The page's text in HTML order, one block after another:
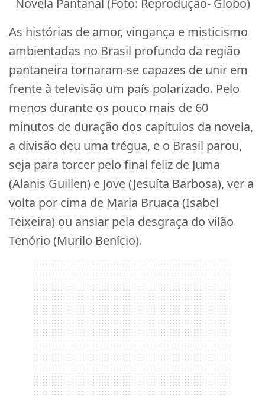
Novela Pantanal (Foto: Reprodução- Globo)
As histórias de amor, vingança e misticismo
ambientadas no Brasil profundo da região
pantaneira tornaram-se capazes de unir em
frente à televisão um país polarizado. Pelo
menos durante os pouco mais de 60
minutos de duração dos capítulos da novela,
a divisão deu uma trégua, e o Brasil parou,
seja para torcer pelo final feliz de Juma
(Alanis Guillen) e Jove (Jesuíta Barbosa), ver a
volta por cima de Maria Bruaca (Isabel
Teixeira) ou ansiar pela desgraça do vilão
Tenório (Murilo Benício).